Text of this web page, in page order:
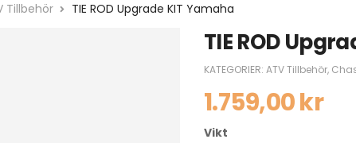
Tillbehör TIE ROD Upgrade KIT Yamaha
TIE ROD
KATEGORIER: ATV Tillbehör,
1.759,00kr
Vikt